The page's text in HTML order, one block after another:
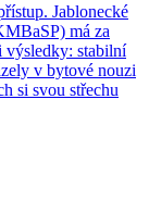
Jablonecké
má za
výsledky: stabilní
v bytové nouzi
si svou střechu